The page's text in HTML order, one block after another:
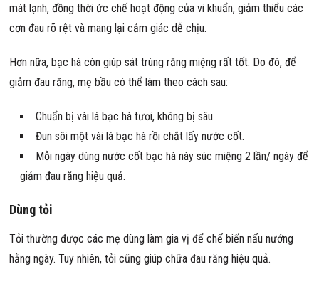
mát lạnh, đồng thời ức chế hoạt động của vi khuẩn, giảm thiểu các
cơn đau rõ rệt và mang lại cảm giác dễ chịu.
Hơn nữa, bạc hà còn giúp sát trùng răng miệng rất tốt. Do đó, để
giảm đau răng, mẹ bầu có thể làm theo cách sau:
Chuẩn bị vài lá bạc hà tươi, không bị sâu.
Đun sôi một vài lá bạc hà rồi chắt lấy nước cốt.
Mỗi ngày dùng nước cốt bạc hà này súc miệng 2 lần/ ngày để
giảm đau răng hiệu quả.
Dùng tỏi
Tỏi thường được các mẹ dùng làm gia vị để chế biến nấu nướng
hằng ngày. Tuy nhiên, tỏi cũng giúp chữa đau răng hiệu quả.